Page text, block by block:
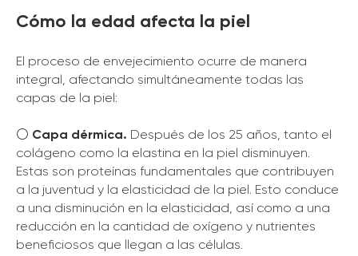
Cómo la edad afecta la piel
El proceso de envejecimiento ocurre de manera
integral, afectando simultáneamente todas las
capas de la piel:
⚪️ Capa dérmica. Después de los 25 años, tanto el
colágeno como la elastina en la piel disminuyen.
Estas son proteínas fundamentales que contribuyen
a la juventud y la elasticidad de la piel. Esto conduce
a una disminución en la elasticidad, así como a una
reducción en la cantidad de oxígeno y nutrientes
beneficiosos que llegan a las células.